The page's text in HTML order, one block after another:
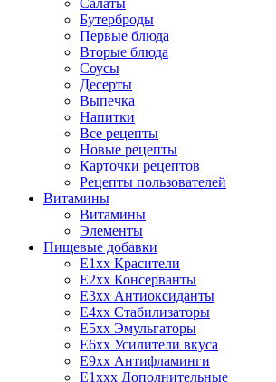
Салаты
Бутерброды
Первые блюда
Вторые блюда
Соусы
Десерты
Выпечка
Напитки
Все рецепты
Новые рецепты
Карточки рецептов
Рецепты пользователей
Витамины
Витамины
Элементы
Пищевые добавки
E1xx Красители
E2xx Консерванты
E3xx Антиоксиданты
E4xx Стабилизаторы
E5xx Эмульгаторы
E6xx Усилители вкуса
E9xx Антифламинги
E1xxx Дополнительные